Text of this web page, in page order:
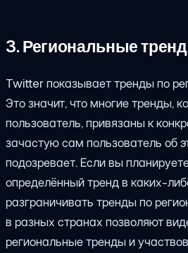
3. Региональные
Twitter показывает тренды по
Это значит, что многие тренды,
пользователь, привязаны к
зачастую сам пользователь об
подозревает. Если вы
определённый тренд в каких-
разграничивать тренды по
в разных странах позволяют
региональные тренды и